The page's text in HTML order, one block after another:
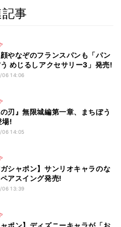
事
やなぞのフランスパンも「パン
めじるしアクセサリー3」発売!
06 14:06
の刃』無限城編第一章、まちぼう
場!
06 14:05
ガシャポン】サンリオキャラのな
アスイング発売!
06 13:39
ャポン】ディズニーキャラが「お